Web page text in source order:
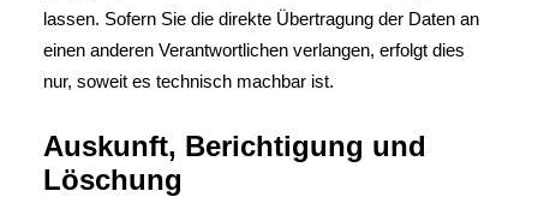
lassen. Sofern Sie die direkte Übertragung der Daten an
einen anderen Verantwortlichen verlangen, erfolgt dies
nur, soweit es technisch machbar ist.
Auskunft, Berichtigung und
Löschung